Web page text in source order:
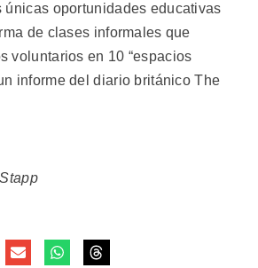
únicas oportunidades educativas
de clases informales que
voluntarios en 10 “espacios
informe del diario británico The